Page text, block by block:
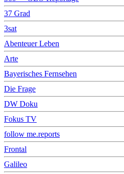
37 Grad
3sat
Abenteuer Leben
Arte
Bayerisches Fernsehen
Die Frage
DW Doku
Fokus TV
follow me.reports
Frontal
Galileo